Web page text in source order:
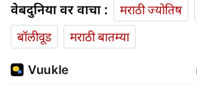
वेबदुनिया वर वाचा : मराठी ज्योतिष
बॉलीवूड
मराठी बातम्या